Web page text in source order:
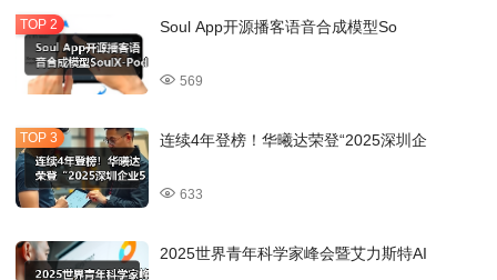
Soul App开源播客语音合成模型So
569
连续4年登榜！华曦达荣登“2025深圳企
633
2025世界青年科学家峰会暨艾力斯特AI